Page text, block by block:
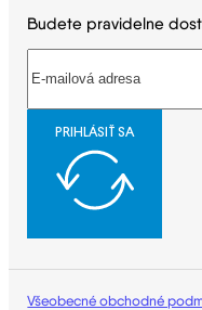
Budete pravidelne
PRIHLÁSIŤ SA
Všeobecné obchodné